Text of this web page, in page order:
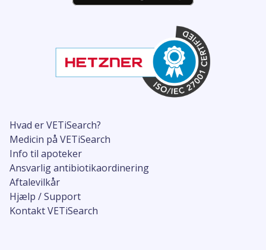
Hvad er VETiSearch?
Medicin på VETiSearch
Info til apoteker
Ansvarlig antibiotikaordinering
Aftalevilkår
Hjælp / Support
Kontakt VETiSearch